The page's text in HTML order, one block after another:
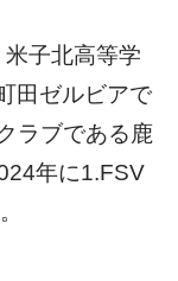
子北高等学
田ゼルビアで
ラブである鹿
年に1.FSV